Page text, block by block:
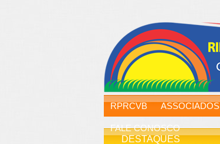
RPRCVB ASSOCIADOS
FALE CONOSCO
DESTAQUES